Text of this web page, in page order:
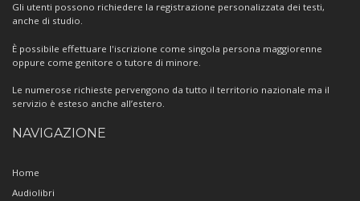
Gli utenti possono richiedere la registrazione personalizzata dei testi,
anche di studio.
È possibile effettuare l'iscrizione come singola persona maggiorenne
oppure come genitore o tutore di minore.
Le numerose richieste pervengono da tutto il territorio nazionale ma il
servizio è esteso anche all’estero.
NAVIGAZIONE
Home
Audiolibri